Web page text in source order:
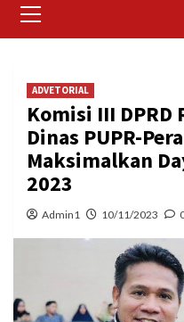
Menu
ADVETORIAL
Komisi III DPRD
Dinas PUPR-
Maksimalkan
2023
Admin1 10/11/2023